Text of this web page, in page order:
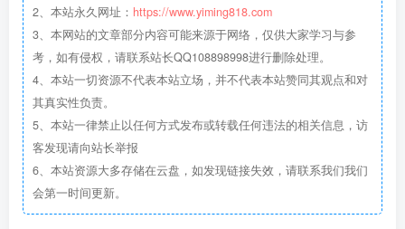
2、本站永久网址： https://www.yiming818.com
3、本网站的文章部分内容可能来源于网络，仅供大家学习与参
考，如有侵权，请联系站长QQ108898998进行删除处理。
4、本站一切资源不代表本站立场，并不代表本站赞同其观点和对
其真实性负责。
5、本站一律禁止以任何方式发布或转载任何违法的相关信息，访
客发现请向站长举报
6、本站资源大多存储在云盘，如发现链接失效，请联系我们我们
会第一时间更新。